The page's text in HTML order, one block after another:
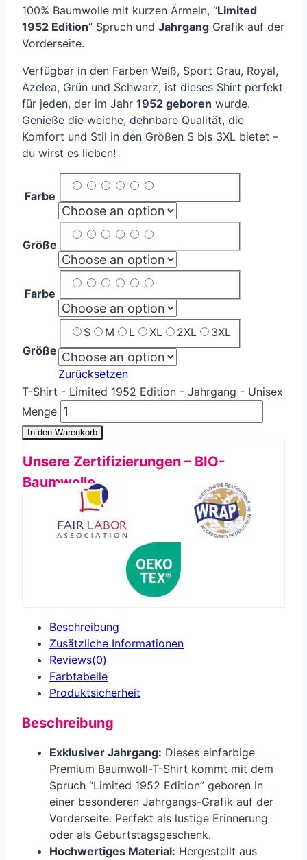
100% Baumwolle mit kurzen Ärmeln, “Limited
1952 Edition” Spruch und Jahrgang Grafik auf der
Vorderseite.
Verfügbar in den Farben Weiß, Sport Grau, Royal,
Azelea, Grün und Schwarz, ist dieses Shirt perfekt
für jeden, der im Jahr 1952 geboren wurde.
Genieße die weiche, dehnbare Qualität, die
Komfort und Stil in den Größen S bis 3XL bietet –
du wirst es lieben!
Farbe
Größe
Farbe
Größe
S M L XL 2XL 3XL
Zurücksetzen
T-Shirt - Limited 1952 Edition - Jahrgang - Unisex
Menge
In den Warenkorb
Unsere Zertifizierungen – BIO-
Baumwolle
Beschreibung
Zusätzliche Informationen
Reviews(0)
Farbtabelle
Produkt­sicherheit
Beschreibung
Exklusiver Jahrgang: Dieses einfarbige
Premium Baumwoll-T-Shirt kommt mit dem
Spruch “Limited 1952 Edition” geboren in
einer besonderen Jahrgangs-Grafik auf der
Vorderseite. Perfekt als lustige Erinnerung
oder als Geburtstagsgeschenk.
Hochwertiges Material: Hergestellt aus